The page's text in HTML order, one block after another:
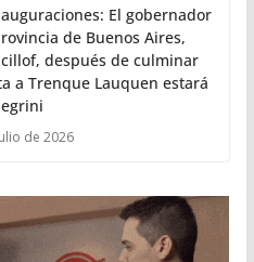
El gobernador
de Buenos Aires,
después de culminar
a Trenque Lauquen estará
de 2026